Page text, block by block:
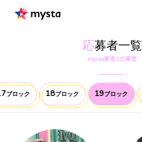
応募者一覧
mysta審査1次審査
ブロック 18ブロック 19ブロック